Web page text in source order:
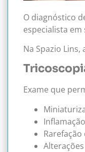
O diagnóstico
especialista em
Na Spazio
Exame que
Inflamação